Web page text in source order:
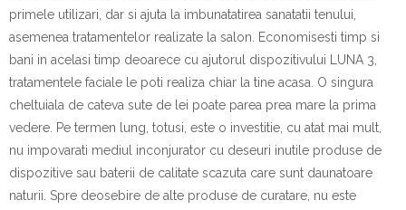
primele utilizari, dar si ajuta la imbunatatirea sanatatii tenului,
asemenea tratamentelor realizate la salon. Economisesti timp si
bani in acelasi timp deoarece cu ajutorul dispozitivului LUNA 3,
tratamentele faciale le poti realiza chiar la tine acasa. O singura
cheltuiala de cateva sute de lei poate parea prea mare la prima
vedere. Pe termen lung, totusi, este o investitie, cu atat mai mult,
nu impovarati mediul inconjurator cu deseuri inutile produse de
dispozitive sau baterii de calitate scazuta care sunt daunatoare
naturii. Spre deosebire de alte produse de curatare, nu este